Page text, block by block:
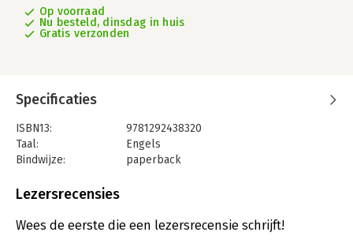
Op voorraad
Nu besteld, dinsdag in huis
Gratis verzonden
Specificaties
ISBN13:
9781292438320
Taal:
Engels
Bindwijze:
paperback
Uitgever:
Verschijningsdatum:
15-7-2025
Lezersrecensies
Wees de eerste die een lezersrecensie schrijft!